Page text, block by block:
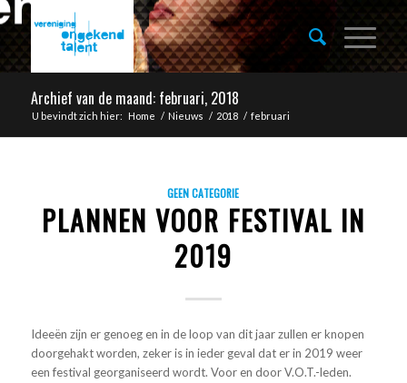
Archief van de maand: februari, 2018
U bevindt zich hier: Home / Nieuws / 2018 / februari
GEEN CATEGORIE
PLANNEN VOOR FESTIVAL IN
2019
Ideeën zijn er genoeg en in de loop van dit jaar zullen er knopen
doorgehakt worden, zeker is in ieder geval dat er in 2019 weer
een festival georganiseerd wordt. Voor en door V.O.T.-leden.